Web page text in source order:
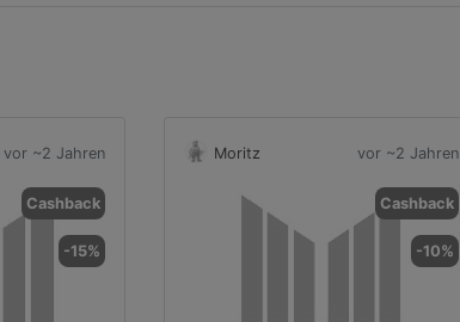
vor ~2 Jahren
Cashback
-15%
Moritz vor ~2 Jahren
Cashback
-10%